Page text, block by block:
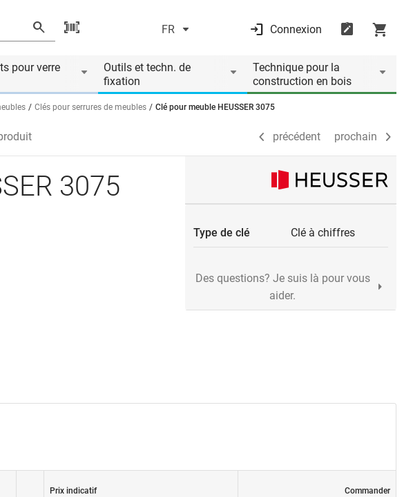
FR Connexion
pour verre
Outils et techn. de
fixation
Technique pour la
construction en bois
Clés pour serrures de meubles Clé pour meuble HEUSSER 3075
précédent prochain
précédent prochain
3075
Type de clé Clé à chiffres
Des questions? Je suis là pour vous
aider.
Prix indicatif Commander